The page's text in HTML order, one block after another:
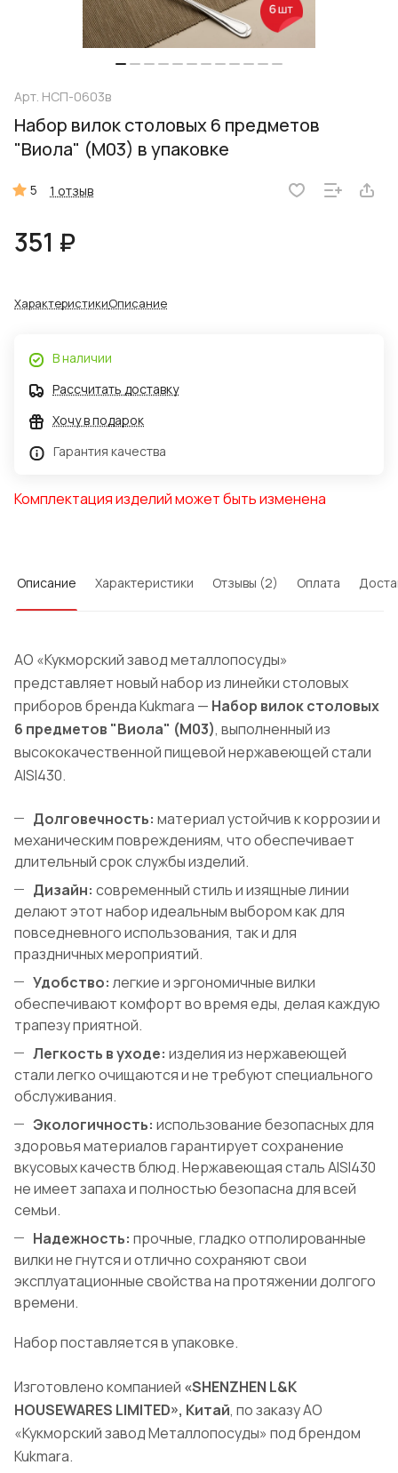
Арт. НСП-0603в
Набор вилок столовых 6 предметов
"Виола" (М03) в упаковке
5 1 отзыв
351 ₽
ХарактеристикиОписание
В наличии
Рассчитать доставку
Хочу в подарок
Гарантия качества
Комплектация изделий может быть изменена
Описание Характеристики Отзывы (2) Оплата
АО «Кукморский завод металлопосуды»
представляет новый набор из линейки столовых
приборов бренда Kukmara — Набор вилок столовых
6 предметов "Виола" (М03), выполненный из
высококачественной пищевой нержавеющей стали
AISI430.
Долговечность: материал устойчив к коррозии и
механическим повреждениям, что обеспечивает
длительный срок службы изделий.
Дизайн: современный стиль и изящные линии
делают этот набор идеальным выбором как для
повседневного использования, так и для
праздничных мероприятий.
Удобство: легкие и эргономичные вилки
обеспечивают комфорт во время еды, делая каждую
трапезу приятной.
Легкость в уходе: изделия из нержавеющей
стали легко очищаются и не требуют специального
обслуживания.
Экологичность: использование безопасных для
здоровья материалов гарантирует сохранение
вкусовых качеств блюд. Нержавеющая сталь AISI430
не имеет запаха и полностью безопасна для всей
семьи.
Надежность: прочные, гладко отполированные
вилки не гнутся и отлично сохраняют свои
эксплуатационные свойства на протяжении долгого
времени.
Набор поставляется в упаковке.
Изготовлено компанией «SHENZHEN L&K
HOUSEWARES LIMITED», Китай, по заказу АО
«Кукморский завод Металлопосуды» под брендом
Kukmara.